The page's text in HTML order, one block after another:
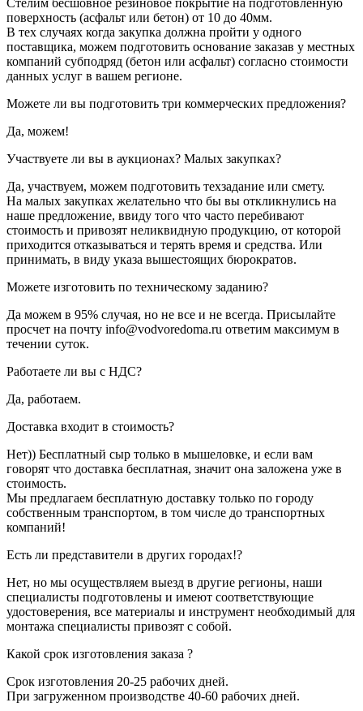
Стелим бесшовное резиновое покрытие на подготовленную
поверхность (асфальт или бетон) от 10 до 40мм.
В тех случаях когда закупка должна пройти у одного
поставщика, можем подготовить основание заказав у местных
компаний субподряд (бетон или асфальт) согласно стоимости
данных услуг в вашем регионе.
Можете ли вы подготовить три коммерческих предложения?
Да, можем!
Участвуете ли вы в аукционах? Малых закупках?
Да, участвуем, можем подготовить техзадание или смету.
На малых закупках желательно что бы вы откликнулись на
наше предложение, ввиду того что часто перебивают
стоимость и привозят неликвидную продукцию, от которой
приходится отказываться и терять время и средства. Или
принимать, в виду указа вышестоящих бюрократов.
Можете изготовить по техническому заданию?
Да можем в 95% случая, но не все и не всегда. Присылайте
просчет на почту info@vodvoredoma.ru ответим максимум в
течении суток.
Работаете ли вы с НДС?
Да, работаем.
Доставка входит в стоимость?
Нет)) Бесплатный сыр только в мышеловке, и если вам
говорят что доставка бесплатная, значит она заложена уже в
стоимость.
Мы предлагаем бесплатную доставку только по городу
собственным транспортом, в том числе до транспортных
компаний!
Есть ли представители в других городах!?
Нет, но мы осуществляем выезд в другие регионы, наши
специалисты подготовлены и имеют соответствующие
удостоверения, все материалы и инструмент необходимый для
монтажа специалисты привозят с собой.
Какой срок изготовления заказа ?
Срок изготовления 20-25 рабочих дней.
При загруженном производстве 40-60 рабочих дней.